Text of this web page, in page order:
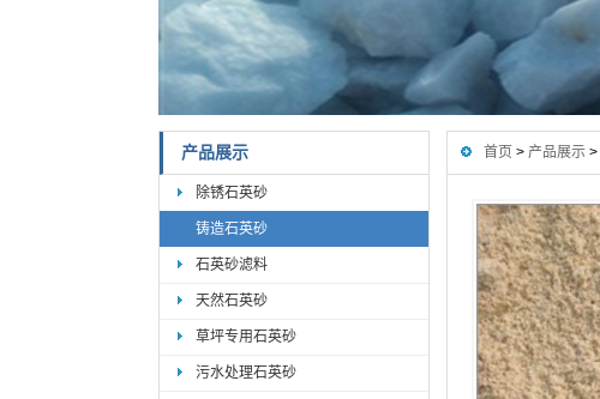
产品展示
除锈石英砂
铸造石英砂
石英砂滤料
天然石英砂
草坪专用石英砂
污水处理石英砂
首页 > 产品展示 >